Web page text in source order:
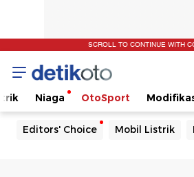
SCROLL TO CONTINUE WITH
Niaga OtoSport
Editors' Choice Mobil Listrik